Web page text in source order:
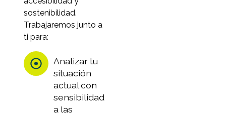
sostenibilidad.
Trabajaremos junto a
ti para:
Analizar tu
situación
actual con
sensibilidad
a las